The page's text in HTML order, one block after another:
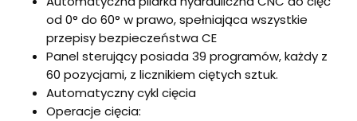
od 0° do 60° w prawo, spełniająca wszystkie
przepisy bezpieczeństwa CE
Panel sterujący posiada 39 programów, każdy z
60 pozycjami, z licznikiem ciętych sztuk.
Automatyczny cykl cięcia
Operacje cięcia: